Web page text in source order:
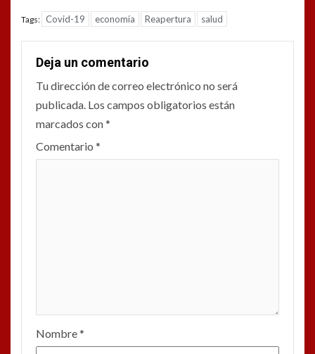
Tags: Covid-19 economía Reapertura salud
Deja un comentario
Tu dirección de correo electrónico no será
publicada. Los campos obligatorios están
marcados con*
Comentario *
Nombre*